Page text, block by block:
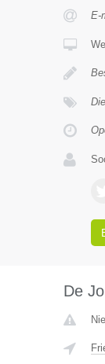
E-
De